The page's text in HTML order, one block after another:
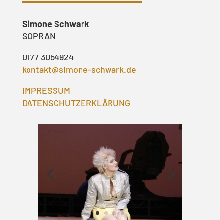
Simone Schwark
SOPRAN
0177 3054924
kontakt@simone-schwark.de
IMPRESSUM
DATENSCHUTZERKLÄRUNG